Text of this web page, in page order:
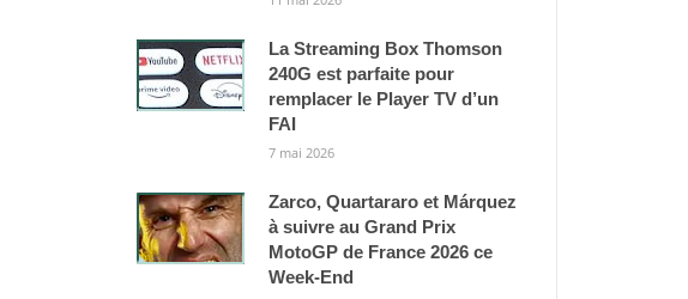
La Streaming Box Thomson
240G est parfaite pour
remplacer le Player TV d’un
FAI
7 mai 2026
Zarco, Quartararo et Márquez
à suivre au Grand Prix
MotoGP de France 2026 ce
Week-End